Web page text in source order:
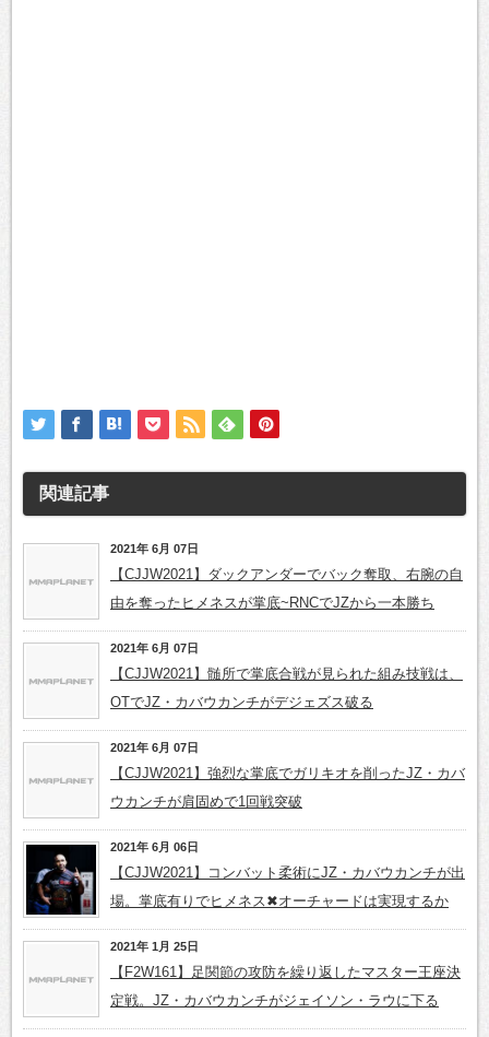
関連記事
2021年 6月 07日
【CJJW2021】ダックアンダーでバック奪取、右腕の自
由を奪ったヒメネスが掌底~RNCでJZから一本勝ち
2021年 6月 07日
【CJJW2021】髄所で掌底合戦が見られた組み技戦は、
OTでJZ・カバウカンチがデジェズス破る
2021年 6月 07日
【CJJW2021】強烈な掌底でガリキオを削ったJZ・カバ
ウカンチが肩固めで1回戦突破
2021年 6月 06日
【CJJW2021】コンバット柔術にJZ・カバウカンチが出
場。掌底有りでヒメネス✖オーチャードは実現するか
2021年 1月 25日
【F2W161】足関節の攻防を繰り返したマスター王座決
定戦。JZ・カバウカンチがジェイソン・ラウに下る